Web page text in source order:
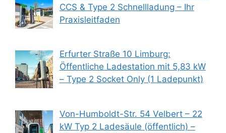
CCS & Type 2 Schnellladung – Ihr
Praxisleitfaden
Erfurter Straße 10 Limburg:
Öffentliche Ladestation mit 5,83 kW
– Type 2 Socket Only (1 Ladepunkt)
Von-Humboldt-Str. 54 Velbert – 22
kW Typ 2 Ladesäule (öffentlich) –